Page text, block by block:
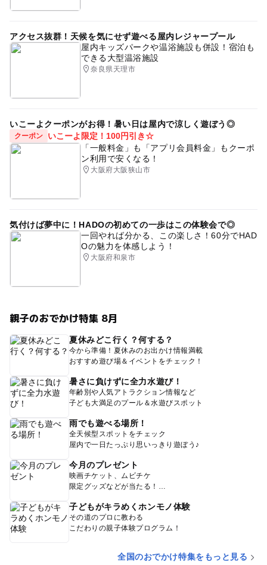
アクセス抜群！天候を気にせず遊べる屋内レジャープール
屋内キッズパークや温浴施設も併設！宿泊も
できる大型温浴施設
奈良県天理市
いこーよクーポンがお得！暑い日は屋内で涼しく遊ぼう◎
クーポン
いこーよ限定！100円引き☆
「一般料金」も「アプリ会員料金」もクーポ
ン利用で安くなる！
大阪府大阪狭山市
気付けば夢中に！HADOの初めての一歩はこの体験会で◎
一回やれば分かる、この楽しさ！60分でHAD
Oの魅力を体感しよう！
大阪府和泉市
親子のおでかけ特集 8月
夏休みどこ行く？何する？
今から準備！夏休みのお出かけ情報満載
おすすめ遊び場＆イベントをチェック！
暑さに負けずに全力水遊び！
年齢別や人気アトラクション情報など
子ども大満足のプール＆水遊びスポット
雨でも遊べる場所！
全天候型スポットをチェック
屋内で一日たっぷり思いっきり遊ぼう♪
今月のプレゼント
映画チケット、ムビチケ
限定グッズなどが当たる！
子どもがキラめくホンモノ体験
その道のプロに教わる
こだわりの親子体験プログラム！
全国のおでかけ特集をもっと見る